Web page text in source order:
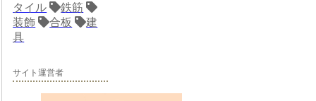
タイル
鉄筋
装飾
合板
建
具
サイト運営者